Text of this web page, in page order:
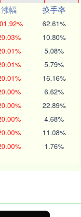
涨幅
换手率
62.61%
10.80%
5.08%
5.79%
16.16%
6.62%
22.89%
4.68%
11.08%
1.76%